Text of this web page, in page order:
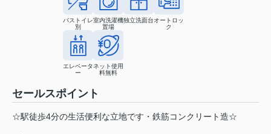
バストイレ
別
室内洗濯機
置場
独立洗面台オートロッ
ク
エレベータ
ー
ネット使用
料無料
セールスポイント
☆駅徒歩4分の生活便利な立地です・鉄筋コンクリート造☆